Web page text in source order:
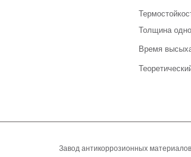
Толщина
Время
Завод антикоррозионных